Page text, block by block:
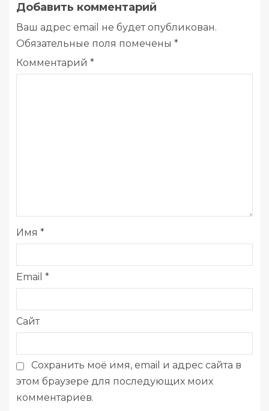
Добавить комментарий
Ваш адрес email не будет опубликован.
Обязательные поля помечены *
Комментарий *
Имя *
Email *
Сайт
Сохранить моё имя, email и адрес сайта в
этом браузере для последующих моих
комментариев.